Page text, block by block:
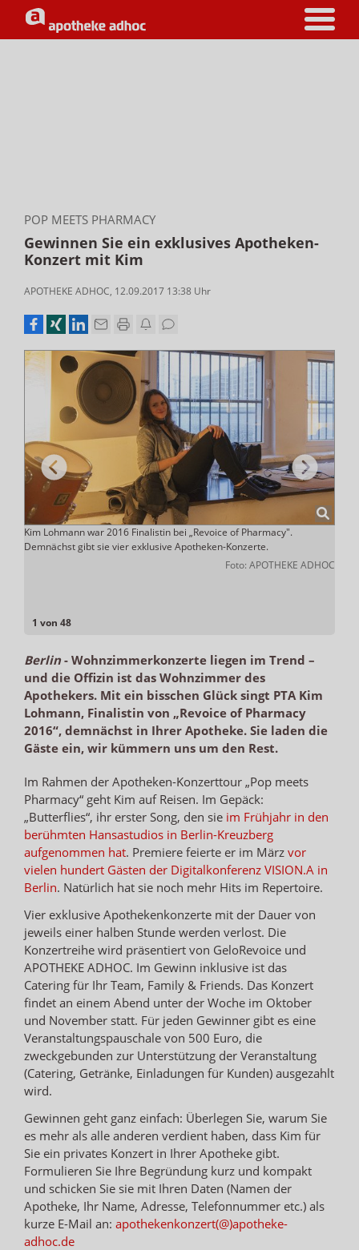
POP MEETS PHARMACY
Gewinnen Sie ein exklusives Apotheken-
Konzert mit Kim
APOTHEKE ADHOC, 12.09.2017 13:38 Uhr
1 von 48
Kim Lohmann war 2016 Finalistin bei „Revoice of Pharmacy".
Demnächst gibt sie vier exklusive Apotheken-Konzerte.
Foto: APOTHEKE ADHOC
Berlin- Wohnzimmerkonzerte liegen im Trend –
und die Offizin ist das Wohnzimmer des
Apothekers. Mit ein bisschen Glück singt PTA Kim
Lohmann, Finalistin von „Revoice of Pharmacy
2016“, demnächst in Ihrer Apotheke. Sie laden die
Gäste ein, wir kümmern uns um den Rest.
Im Rahmen der Apotheken-Konzerttour „Pop meets
Pharmacy“ geht Kim auf Reisen. Im Gepäck:
„Butterflies“, ihr erster Song, den sie im Frühjahr in den
berühmten Hansastudios in Berlin-Kreuzberg
aufgenommen hat. Premiere feierte er im März vor
vielen hundert Gästen der Digitalkonferenz VISION.A in
Berlin. Natürlich hat sie noch mehr Hits im Repertoire.
Vier exklusive Apothekenkonzerte mit der Dauer von
jeweils einer halben Stunde werden verlost. Die
Konzertreihe wird präsentiert von GeloRevoice und
APOTHEKE ADHOC. Im Gewinn inklusive ist das
Catering für Ihr Team, Family & Friends. Das Konzert
findet an einem Abend unter der Woche im Oktober
und November statt. Für jeden Gewinner gibt es eine
Veranstaltungspauschale von 500 Euro, die
zweckgebunden zur Unterstützung der Veranstaltung
(Catering, Getränke, Einladungen für Kunden) ausgezahlt
wird.
Gewinnen geht ganz einfach: Überlegen Sie, warum Sie
es mehr als alle anderen verdient haben, dass Kim für
Sie ein privates Konzert in Ihrer Apotheke gibt.
Formulieren Sie Ihre Begründung kurz und kompakt
und schicken Sie sie mit Ihren Daten (Namen der
Apotheke, Ihr Name, Adresse, Telefonnummer etc.) als
kurze E-Mail an: apothekenkonzert(@)apotheke-
adhoc.de